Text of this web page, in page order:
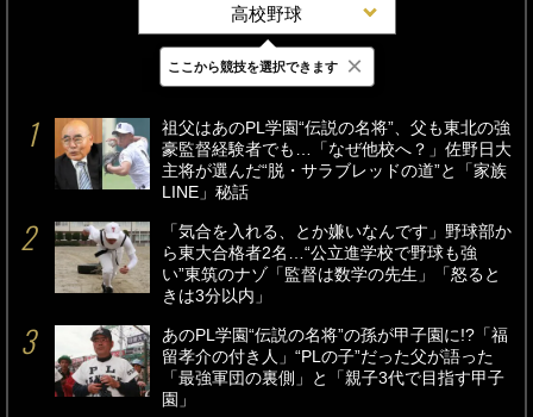
高校野球
最新 24時間 週間
祖父はあのPL学園“伝説の名将”、父も東北の強
豪監督経験者でも…「なぜ他校へ？」佐野日大
主将が選んだ“脱・サラブレッドの道”と「家族
LINE」秘話
「気合を入れる、とか嫌いなんです」野球部か
ら東大合格者2名…“公立進学校で野球も強
い”東筑のナゾ「監督は数学の先生」「怒ると
きは3分以内」
あのPL学園“伝説の名将”の孫が甲子園に!?「福
留孝介の付き人」“PLの子”だった父が語った
「最強軍団の裏側」と「親子3代で目指す甲子
園」
ここから競技を選択できます ×